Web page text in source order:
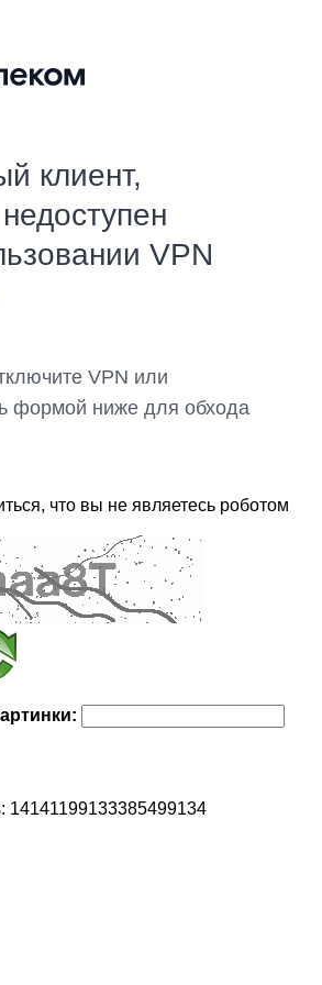
клиент,
VPN
VPN или
формой ниже для обхода
что вы не являетесь роботом
14141199133385499134